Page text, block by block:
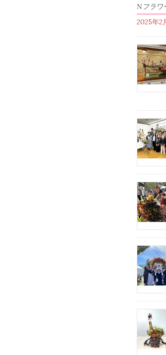
Nフラワ
2025年2